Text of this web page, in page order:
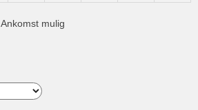
Ankomst mulig